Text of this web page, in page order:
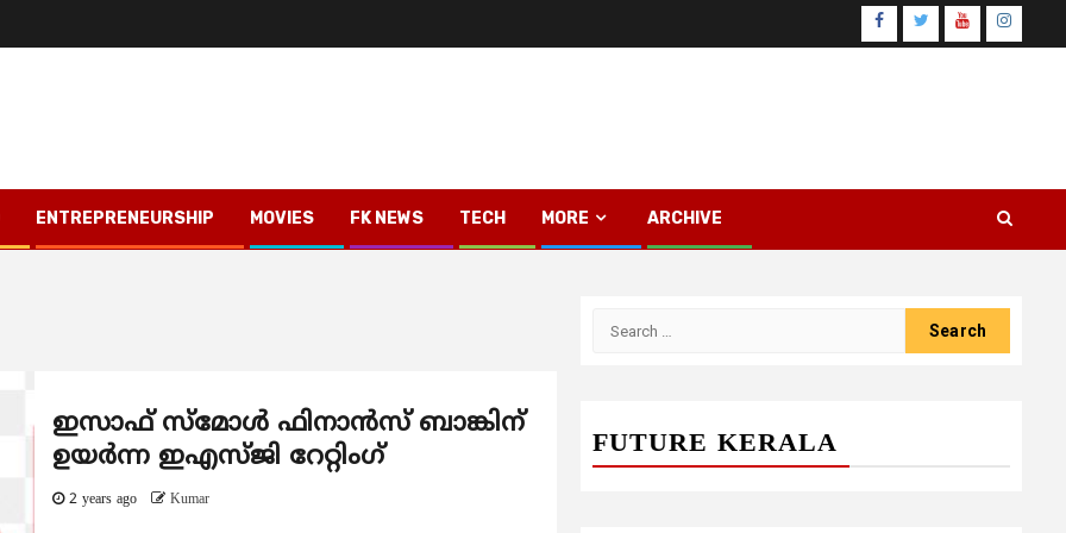
Facebook
TwitterYoutube
ENTREPRENEURSHIP MOVIES FK NEWS TECH MORE ARCHIVE
ഇസാഫ് സ്‌മോൾ ഫിനാൻസ് ബാങ്കിന്
ഉയർന്ന ഇഎസ്ജി റേറ്റിംഗ്
2 years ago Kumar
FUTURE KERALA